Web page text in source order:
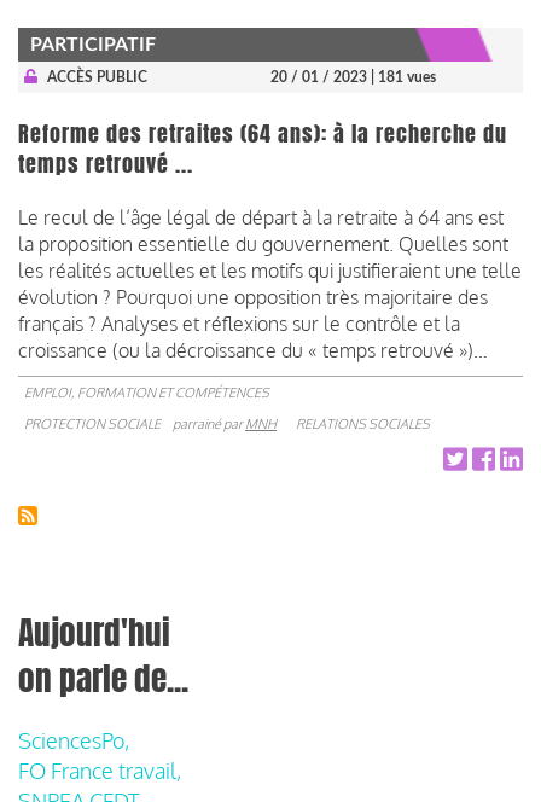
PARTICIPATIF
ACCÈS PUBLIC 20 / 01 / 2023 | 181 vues
Reforme des retraites (64 ans): à la recherche du
temps retrouvé ...
Le recul de l’âge légal de départ à la retraite à 64 ans est
la proposition essentielle du gouvernement. Quelles sont
les réalités actuelles et les motifs qui justifieraient une telle
évolution ? Pourquoi une opposition très majoritaire des
français ? Analyses et réflexions sur le contrôle et la
croissance (ou la décroissance du « temps retrouvé »)…
EMPLOI, FORMATION ET COMPÉTENCES
PROTECTION SOCIALE
parrainé parMNH RELATIONS SOCIALES
Aujourd'hui
on parle de...
SciencesPo,
FO France travail,